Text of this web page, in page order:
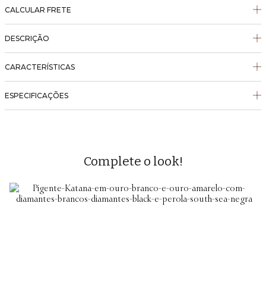
CALCULAR FRETE
DESCRIÇÃO
CARACTERÍSTICAS
ESPECIFICAÇÕES
Complete o look!